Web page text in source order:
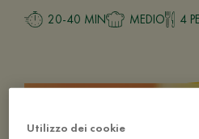
20-40 MIN MEDIO 4
Utilizzo dei cookie